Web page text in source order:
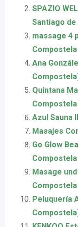
SPAZIO
Santiago
massage 4
Compostela
Ana
Quintana
Compostela
Azul Sauna
Masajes
Go Glow
Compostela
Masage
Compostela
Peluquería